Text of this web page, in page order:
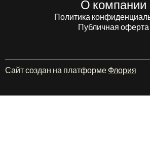
О компании
Политика
Публичная оферта
Сайт создан на платформе Флория